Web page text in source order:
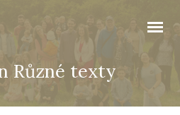
Různé texty